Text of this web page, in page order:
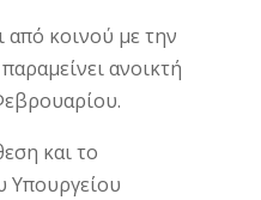
από κοινού με την
ανοικτή
και το
Υπουργείου